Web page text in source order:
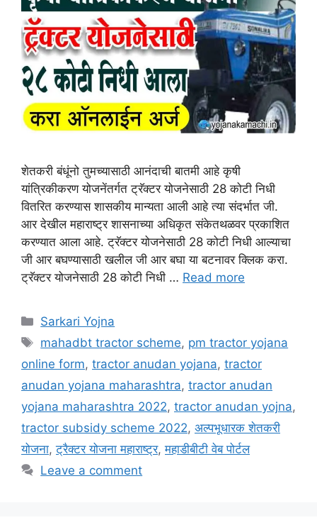
शेतकरी बंधूंनो तुमच्यासाठी आनंदाची बातमी आहे कृषी
यांत्रिकीकरण योजनेंतर्गत ट्रॅक्टर योजनेसाठी 28 कोटी निधी
वितरित करण्यास शासकीय मान्यता आली आहे त्या संदर्भात जी.
आर देखील महाराष्ट्र शासनाच्या अधिकृत संकेतथळवर प्रकाशित
करण्यात आला आहे. ट्रॅक्टर योजनेसाठी 28 कोटी निधी आल्याचा
जी आर बघण्यासाठी खलील जी आर बघा या बटनावर क्लिक करा.
ट्रॅक्टर योजनेसाठी 28 कोटी निधी … Read more
Categories
Sarkari Yojna
Tags
mahadbt tractor scheme, pm tractor yojana
online form, tractor anudan yojana, tractor
anudan yojana maharashtra, tractor anudan
yojana maharashtra 2022, tractor anudan yojna,
tractor subsidy scheme 2022, अल्पभूधारक शेतकरी
योजना,ट्रैक्टर योजना महाराष्ट्र,महाडीबीटी वेब पोर्टल
Leave a comment